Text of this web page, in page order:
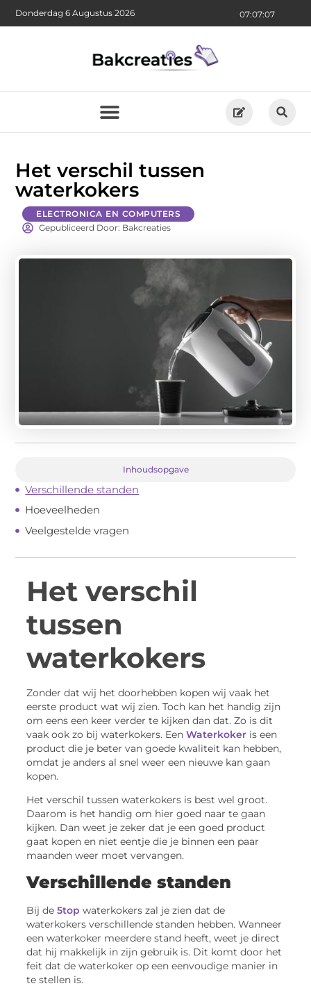
07:07:07
Donderdag 6 Augustus 2026
Het verschil tussen
waterkokers
ELECTRONICA EN COMPUTERS
Gepubliceerd Door: Bakcreaties
Inhoudsopgave
Verschillende standen
Hoeveelheden
Veelgestelde vragen
Het verschil
tussen
waterkokers
Zonder dat wij het doorhebben kopen wij vaak het
eerste product wat wij zien. Toch kan het handig zijn
om eens een keer verder te kijken dan dat. Zo is dit
vaak ook zo bij waterkokers. EenWaterkoker is een
product die je beter van goede kwaliteit kan hebben,
omdat je anders al snel weer een nieuwe kan gaan
kopen.
Het verschil tussen waterkokers is best wel groot.
Daarom is het handig om hier goed naar te gaan
kijken. Dan weet je zeker dat je een goed product
gaat kopen en niet eentje die je binnen een paar
maanden weer moet vervangen.
Verschillende standen
Bij de5top waterkokers zal je zien dat de
waterkokers verschillende standen hebben. Wanneer
een waterkoker meerdere stand heeft, weet je direct
dat hij makkelijk in zijn gebruik is. Dit komt door het
feit dat de waterkoker op een eenvoudige manier in
te stellen is.